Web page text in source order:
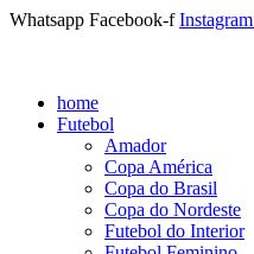
Whatsapp Facebook-f Instagram
home
Futebol
Amador
Copa América
Copa do Brasil
Copa do Nordeste
Futebol do Interior